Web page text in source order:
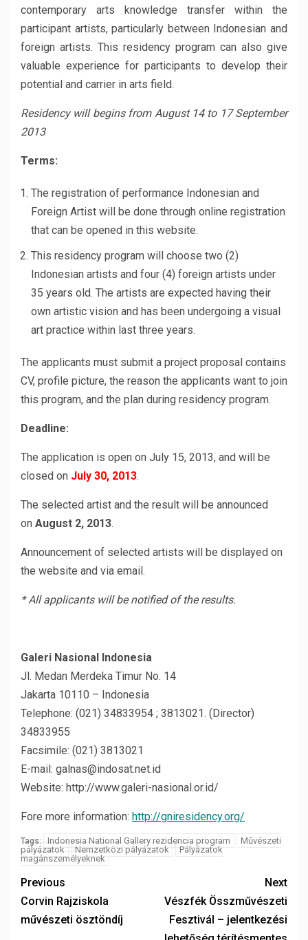
contemporary arts knowledge transfer within the
participant artists, particularly between Indonesian and
foreign artists. This residency program can also give
valuable experience for participants to develop their
potential and carrier in arts field.
Residency will begins from August 14 to 17 September
2013
Terms:
The registration of performance Indonesian and
Foreign Artist will be done through online registration
that can be opened in this website.
This residency program will choose two (2)
Indonesian artists and four (4) foreign artists under
35 years old. The artists are expected having their
own artistic vision and has been undergoing a visual
art practice within last three years.
The applicants must submit a project proposal contains
CV, profile picture, the reason the applicants want to join
this program, and the plan during residency program.
Deadline:
The application is open on July 15, 2013, and will be
closed on July 30, 2013.
The selected artist and the result will be announced
on August 2, 2013.
Announcement of selected artists will be displayed on
the website and via email.
* All applicants will be notified of the results.
Galeri Nasional Indonesia
Jl. Medan Merdeka Timur No. 14
Jakarta 10110 – Indonesia
Telephone: (021) 34833954 ; 3813021. (Director)
34833955
Facsimile: (021) 3813021
E-mail: galnas@indosat.net.id
Website: http://www.galeri-nasional.or.id/
Fore more information: http://gniresidency.org/
Tags: Indonesia National Gallery rezidencia program
Művészeti
pályázatok
Nemzetközi pályázatok
Pályázatok
magánszemélyeknek
Previous
Corvin Rajziskola
művészeti ösztöndíj
Next
Vészfék Összművészeti
Fesztivál – jelentkezési